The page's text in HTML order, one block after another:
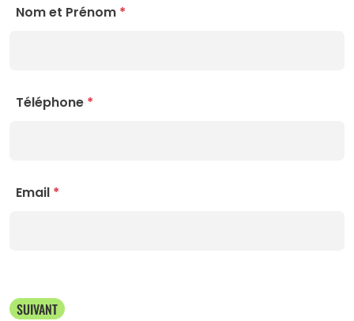
Nom et Prénom*
Téléphone*
Email*
SUIVANT